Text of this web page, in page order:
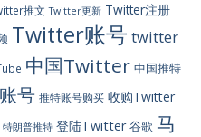
推文 Twitter更新 Twitter注册
Twitter账号 twitter
中国Twitter 中国推特
号 推特账号购买 收购Twitter
特朗普推特 登陆Twitter 谷歌 马